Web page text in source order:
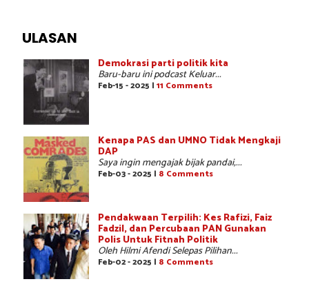
ULASAN
Demokrasi parti politik kita
Baru-baru ini podcast Keluar...
Feb-15 - 2025 | 11 Comments
Kenapa PAS dan UMNO Tidak Mengkaji
DAP
Saya ingin mengajak bijak pandai,...
Feb-03 - 2025 | 8 Comments
Pendakwaan Terpilih: Kes Rafizi, Faiz
Fadzil, dan Percubaan PAN Gunakan
Polis Untuk Fitnah Politik
Oleh Hilmi Afendi Selepas Pilihan...
Feb-02 - 2025 | 8 Comments